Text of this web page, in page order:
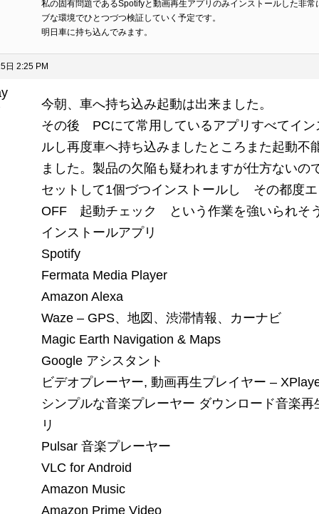
私の固有問題であるSpotifyと動画再生アプリのみインストールした非常
ブな環境でひとつづつ検証していく予定です。
明日車に持ち込んでみます。
日 2:25 PM
今朝、車へ持ち込み起動は出来ました。
その後 PCにて常用しているアプリすべてイン
ルし再度車へ持ち込みましたところまた起動不
ました。製品の欠陥も疑われますが仕方ないの
セットして1個づつインストールし その都度
OFF 起動チェック という作業を強いられそう
インストールアプリ
Spotify
Fermata Media Player
Amazon Alexa
Waze – GPS、地図、渋滞情報、カーナビ
Magic Earth Navigation & Maps
Google アシスタント
ビデオプレーヤー, 動画再生プレイヤー –
シンプルな音楽プレーヤー ダウンロード音楽再
リ
Pulsar 音楽プレーヤー
VLC for Android
Amazon Music
Amazon Prime Video